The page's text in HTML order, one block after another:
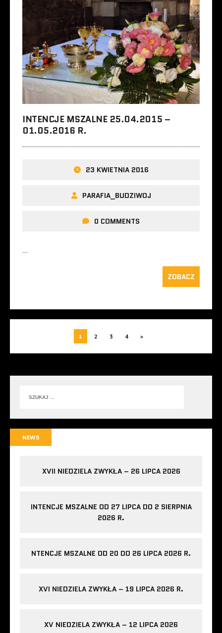
INTENCJE MSZALNE 25.04.2015 –
01.05.2016 R.
23 KWIETNIA 2016
PARAFIA_BUDZIWOJ
0 COMMENTS
…
ZOBACZ
1 2 3 4 »
NEWS
XVII NIEDZIELA ZWYKŁA – 26 LIPCA 2026
INTENCJE MSZALNE OD 27 LIPCA DO 2 SIERPNIA
2026 R.
NTENCJE MSZALNE OD 20 DO 26 LIPCA 2026 R.
XVI NIEDZIELA ZWYKŁA – 19 LIPCA 2026 R.
XV NIEDZIELA ZWYKŁA – 12 LIPCA 2026